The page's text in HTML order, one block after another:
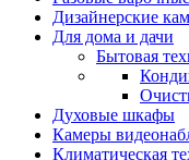
Дизайнерские
Для дома и дачи
Бытовая
Духовые шкафы
Камеры
Климатическая